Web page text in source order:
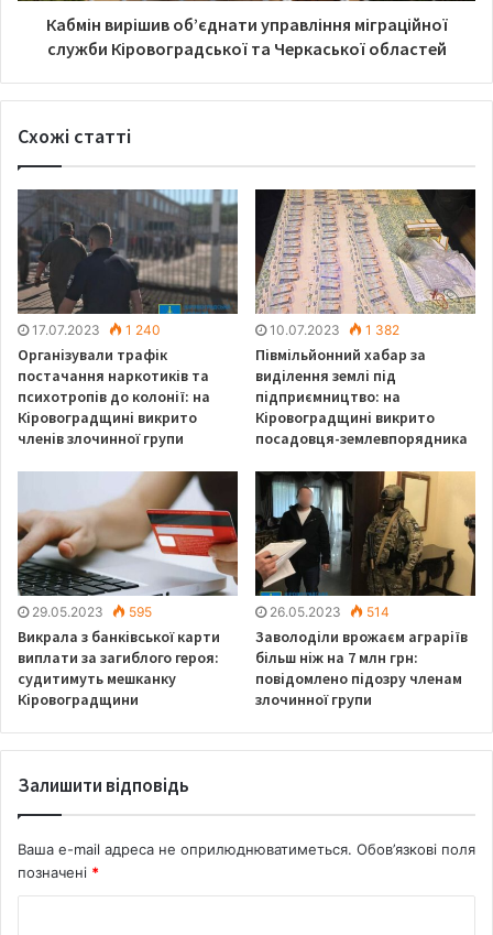
алкоголь несумісні”, – нагадують
в поліції.
Кабмін вирішив об’єднати управління міграційної
служби Кіровоградської та Черкаської областей
Схожі статті
17.07.2023 1 240
Організували трафік
постачання наркотиків та
психотропів до колонії: на
Кіровоградщині викрито
членів злочинної групи
10.07.2023 1 382
Півмільйонний хабар за
виділення землі під
підприємництво: на
Кіровоградщині викрито
посадовця-землевпорядника
29.05.2023 595
Викрала з банківської карти
виплати за загиблого героя:
судитимуть мешканку
Кіровоградщини
26.05.2023 514
Заволоділи врожаєм аграріїв
більш ніж на 7 млн грн:
повідомлено підозру членам
злочинної групи
Залишити відповідь
Ваша e-mail адреса не оприлюднюватиметься. Обов’язкові поля
позначені *